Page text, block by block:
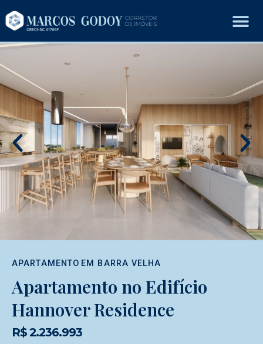
APARTAMENTO EM BARRA VELHA
Apartamento no Edifício
Hannover Residence
R$ 2.236.993